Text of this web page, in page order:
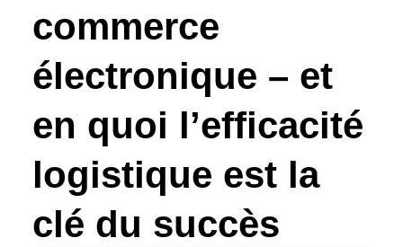
commerce
électronique – et
en quoi l’efficacité
logistique est la
clé du succès